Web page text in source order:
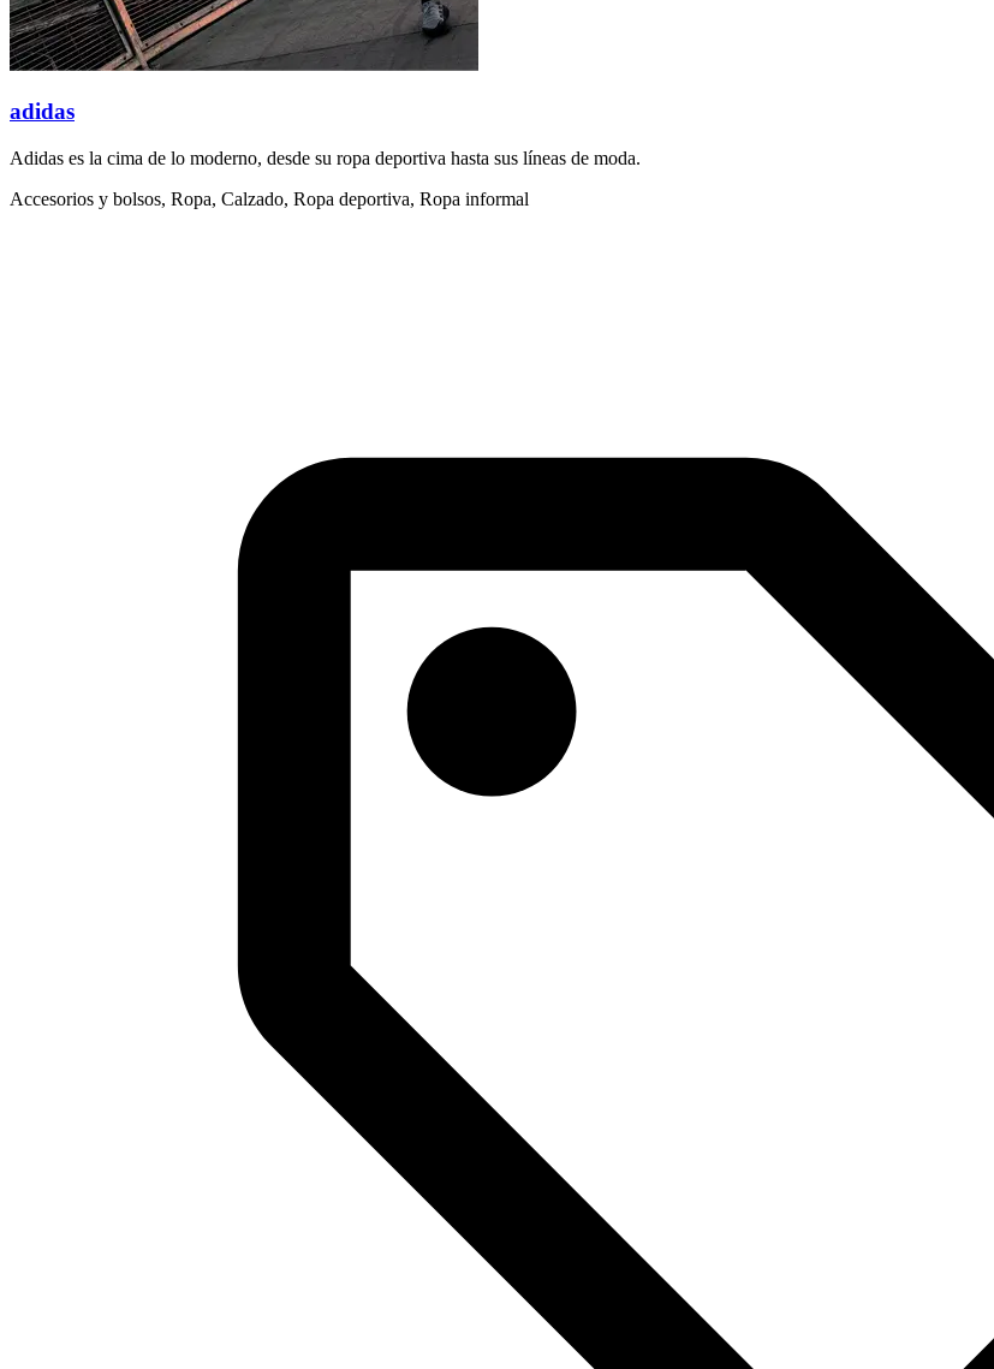
adidas
Adidas es la cima de lo moderno, desde su ropa deportiva hasta sus líneas de moda.
Accesorios y bolsos, Ropa, Calzado, Ropa deportiva, Ropa informal